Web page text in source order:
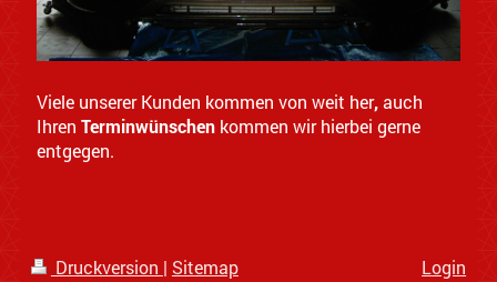
Viele unserer Kunden kommen von weit her,auch
Ihren Terminwünschenkommen wir hierbei gerne
entgegen.
Druckversion | Sitemap
Login